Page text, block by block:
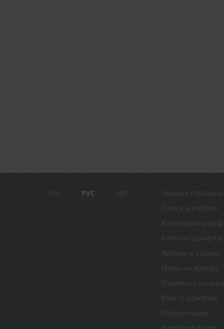
ENG РУС УКР
Главная страница
Поиск шрифтов
Коллекции
Каталог шрифтов
Авторы и студии
Цены на аренду
Подписки на
Блог о шрифтах
Информация